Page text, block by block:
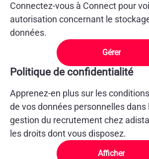
Connectez-vous à Connect pour
autorisation concernant le
données.
Gérer
Politique de confidentialité
Apprenez-en plus sur les
de vos données personnelles dans
gestion du recrutement chez
les droits dont vous disposez.
Afficher